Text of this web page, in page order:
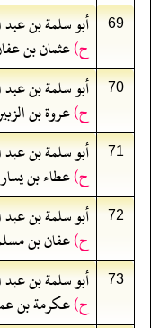
69 أبو سلمة بن
ح)عثمان بن
70 أبو سلمة بن
ح)عروة بن
71 أبو سلمة بن
ح)عطاء بن يسار
72 أبو سلمة بن
ح)عفان بن
73 أبو سلمة بن
ح)عكرمة بن